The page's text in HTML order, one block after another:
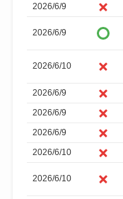
2026/6/9
2026/6/9
2026/6/10
2026/6/9
2026/6/9
2026/6/9
2026/6/10
2026/6/10